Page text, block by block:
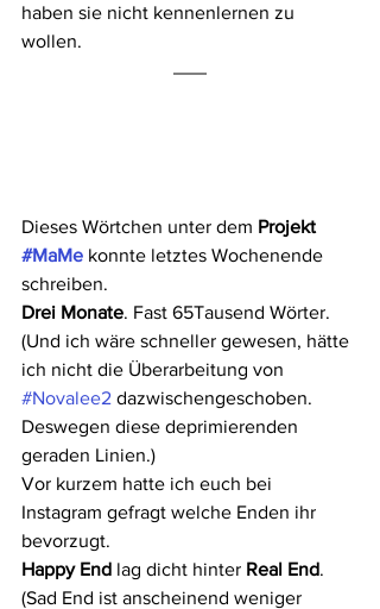
haben sie nicht kennenlernen zu
wollen.
Dieses Wörtchen unter dem Projekt
#MaMe konnte letztes Wochenende
schreiben.
Drei Monate. Fast 65Tausend Wörter.
(Und ich wäre schneller gewesen, hätte
ich nicht die Überarbeitung von
#Novalee2 dazwischengeschoben.
Deswegen diese deprimierenden
geraden Linien.)
Vor kurzem hatte ich euch bei
Instagram gefragt welche Enden ihr
bevorzugt.
Happy End lag dicht hinter Real End.
(Sad End ist anscheinend weniger